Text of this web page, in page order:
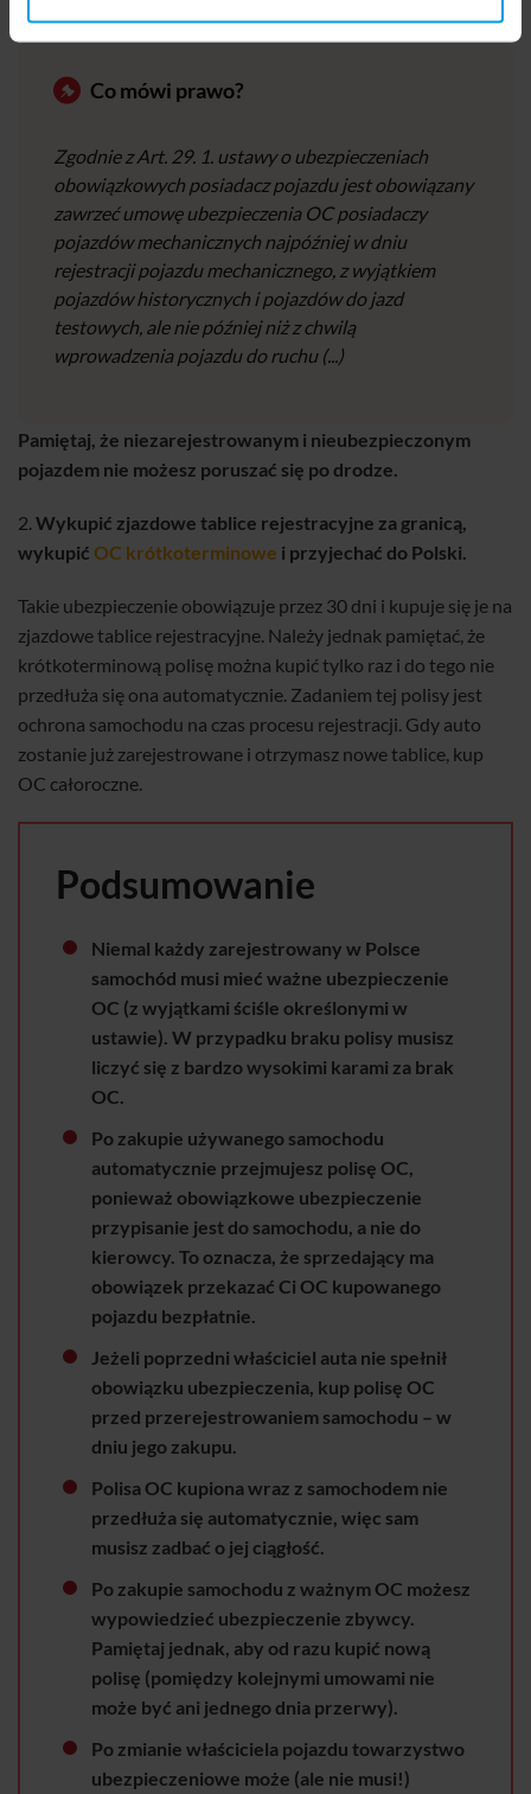
Co mówi prawo?
Zgodnie z Art. 29. 1. ustawy o ubezpieczeniach
obowiązkowych posiadacz pojazdu jest obowiązany
zawrzeć umowę ubezpieczenia OC posiadaczy
pojazdów mechanicznych najpóźniej w dniu
rejestracji pojazdu mechanicznego, z wyjątkiem
pojazdów historycznych i pojazdów do jazd
testowych, ale nie później niż z chwilą
wprowadzenia pojazdu do ruchu (...)
Pamiętaj, że niezarejestrowanym i nieubezpieczonym
pojazdem nie możesz poruszać się po drodze.
2. Wykupić zjazdowe tablice rejestracyjne za granicą,
wykupić OC krótkoterminowe i przyjechać do Polski.
Takie ubezpieczenie obowiązuje przez 30 dni i kupuje się je na
zjazdowe tablice rejestracyjne. Należy jednak pamiętać, że
krótkoterminową polisę można kupić tylko raz i do tego nie
przedłuża się ona automatycznie. Zadaniem tej polisy jest
ochrona samochodu na czas procesu rejestracji. Gdy auto
zostanie już zarejestrowane i otrzymasz nowe tablice, kup
OC całoroczne.
Podsumowanie
Niemal każdy zarejestrowany w Polsce
samochód musi mieć ważne ubezpieczenie
OC (z wyjątkami ściśle określonymi w
ustawie). W przypadku braku polisy musisz
liczyć się z bardzo wysokimi karami za brak
OC.
Po zakupie używanego samochodu
automatycznie przejmujesz polisę OC,
ponieważ obowiązkowe ubezpieczenie
przypisanie jest do samochodu, a nie do
kierowcy. To oznacza, że sprzedający ma
obowiązek przekazać Ci OC kupowanego
pojazdu bezpłatnie.
Jeżeli poprzedni właściciel auta nie spełnił
obowiązku ubezpieczenia, kup polisę OC
przed przerejestrowaniem samochodu – w
dniu jego zakupu.
Polisa OC kupiona wraz z samochodem nie
przedłuża się automatycznie, więc sam
musisz zadbać o jej ciągłość.
Po zakupie samochodu z ważnym OC możesz
wypowiedzieć ubezpieczenie zbywcy.
Pamiętaj jednak, aby od razu kupić nową
polisę (pomiędzy kolejnymi umowami nie
może być ani jednego dnia przerwy).
Po zmianie właściciela pojazdu towarzystwo
ubezpieczeniowe może (ale nie musi!)